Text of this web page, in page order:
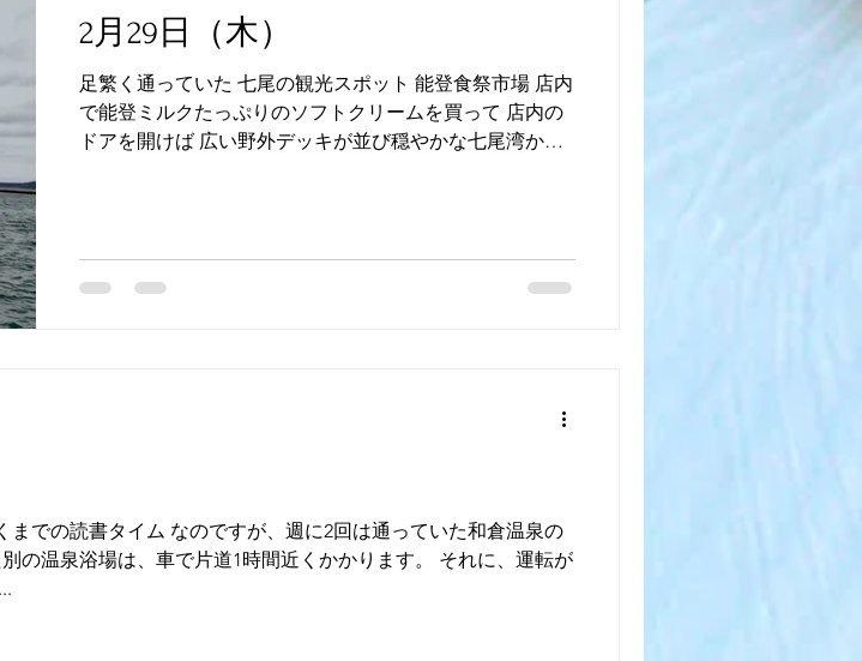
2月29日（木）
足繁く通っていた 七尾の観光スポット 能登食祭市場 店内
で能登ミルクたっぷりのソフトクリームを買って 店内の
ドアを開けば 広い野外デッキが並び穏やかな七尾湾か
での読書タイム なのですが、週に2回は通っていた和倉温泉の
の温泉浴場は、車で片道1時間近くかかります。 それに、運転が